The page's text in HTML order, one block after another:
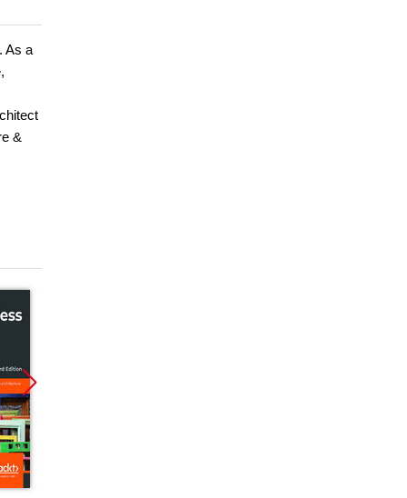
As a
&